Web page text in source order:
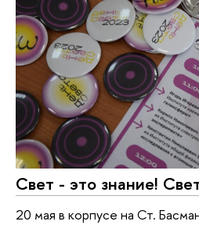
Свет - это знание!
20 мая в корпусе на Ст.